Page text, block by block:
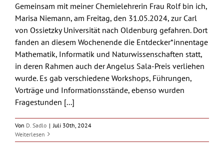
Gemeinsam mit meiner Chemielehrerin Frau Rolf bin ich,
Marisa Niemann, am Freitag, den 31.05.2024, zur Carl
von Ossietzky Universität nach Oldenburg gefahren. Dort
fanden an diesem Wochenende die Entdecker*innentage
Mathematik, Informatik und Naturwissenschaften statt,
in deren Rahmen auch der Angelus Sala-Preis verliehen
wurde. Es gab verschiedene Workshops, Führungen,
Vorträge und Informationsstände, ebenso wurden
Fragestunden [...]
Von D. Sadlo | Juli 30th, 2024
Weiterlesen